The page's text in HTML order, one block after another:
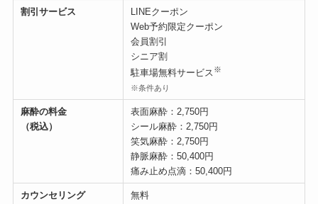
割引サービス
LINEクーポン
Web予約限定クーポン
会員割引
シニア割
駐車場無料サービス ※
※条件あり
麻酔の料金
（税込）
表面麻酔：2,750円
シール麻酔：2,750円
笑気麻酔：2,750円
静脈麻酔：50,400円
痛み止め点滴：50,400円
カウンセリング 無料